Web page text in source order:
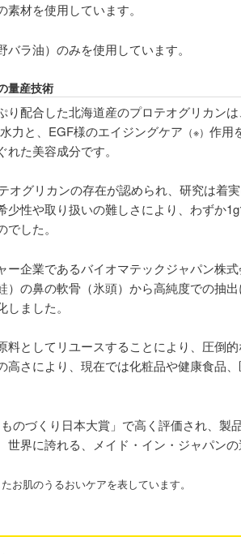
材を使用しています。
ラ油）のみを使用しています。
量産技術
り配合した北海道産のプロテオグリカン
力と、EGF様のエイジングケア （※） 作用
た美容成分です。
オグリカンの存在が認められ、研究は着
少性や取り扱いの難しさにより、わずか
した。
ー企業であるバイオマテックジャパン株
の鼻の軟骨（氷頭）から高純度での抽出
ました。
料としてリユースすることにより、圧倒
高さにより、現在では化粧品や健康食品
のづくり日本大賞」で高く評価され、製
界に誇れる、メイド・イン・ジャパンの
お肌のうるおいケアを表しています。